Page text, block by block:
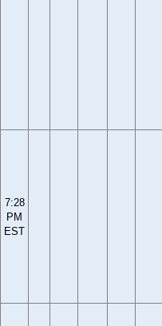
7:28
PM
EST